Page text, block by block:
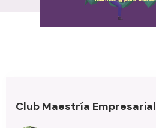
Club Maestría Empresarial